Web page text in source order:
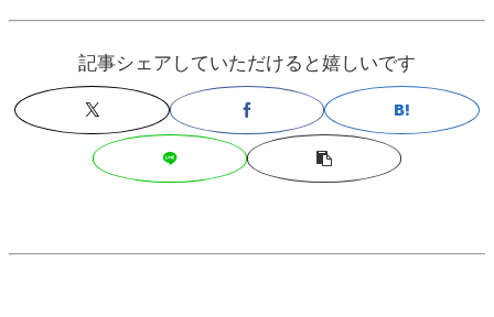
記事シェアしていただけると嬉しいです